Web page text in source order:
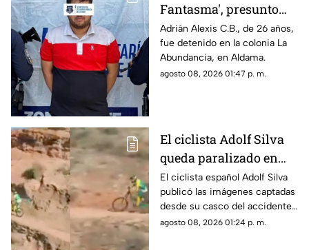
Fantasma', presunto
líder delictivo en
Aldama
Adrián Alexis C.B., de 26 años,
fue detenido en la colonia La
Abundancia, en Aldama.
agosto 08, 2026 01:47 p. m.
El ciclista Adolf Silva
queda paralizado en
vivo; liberan video del
brutal accidente
El ciclista español Adolf Silva
publicó las imágenes captadas
desde su casco del accidente
que sufrió durante el Red Bull
agosto 08, 2026 01:24 p. m.